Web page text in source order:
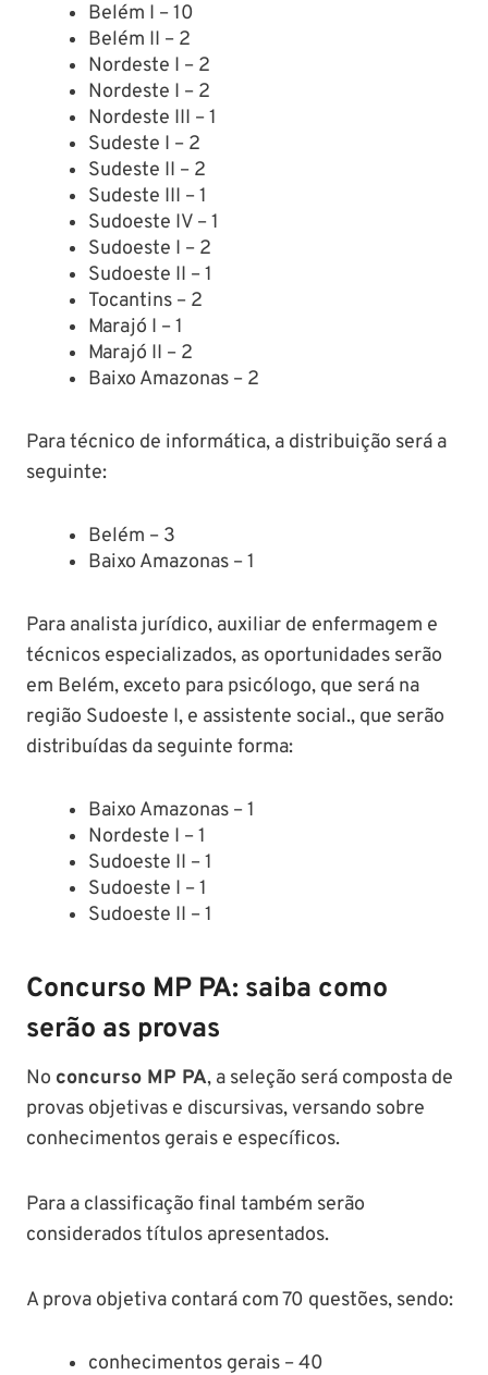
Belém I – 10
Belém II – 2
Nordeste I – 2
Nordeste I – 2
Nordeste III – 1
Sudeste I – 2
Sudeste II – 2
Sudeste III – 1
Sudoeste IV – 1
Sudoeste I – 2
Sudoeste II – 1
Tocantins – 2
Marajó I – 1
Marajó II – 2
Baixo Amazonas – 2
Para técnico de informática, a distribuição será a
seguinte:
Belém – 3
Baixo Amazonas – 1
Para analista jurídico, auxiliar de enfermagem e
técnicos especializados, as oportunidades serão
em Belém, exceto para psicólogo, que será na
região Sudoeste I, e assistente social., que serão
distribuídas da seguinte forma:
Baixo Amazonas – 1
Nordeste I – 1
Sudoeste II – 1
Sudoeste I – 1
Sudoeste II – 1
Concurso MP PA: saiba como
serão as provas
No concurso MP PA, a seleção será composta de
provas objetivas e discursivas, versando sobre
conhecimentos gerais e específicos.
Para a classificação final também serão
considerados títulos apresentados.
A prova objetiva contará com 70 questões, sendo:
conhecimentos gerais – 40